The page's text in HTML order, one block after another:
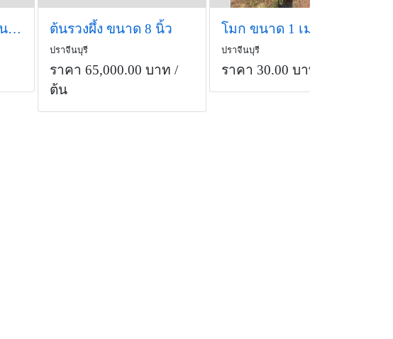
ทองอุไร ขนาด 60 เซนติเมตร ต้นรวงผึ้ง ขนาด 8 นิ้ว
ปราจีนบุรี
ราคา 65,000.00 บาท /
ต้น
โมก ขนาด 1 เมตร
ปราจีนบุรี
ราคา 30.00 บาท